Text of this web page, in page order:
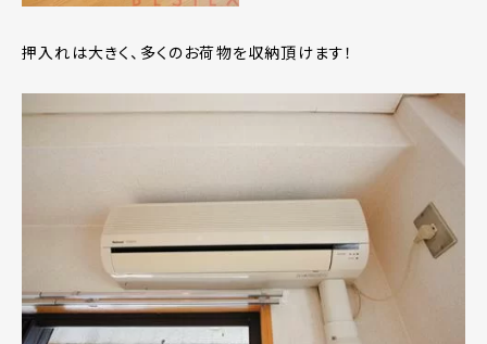
押入れは大きく、多くのお荷物を収納頂けます！